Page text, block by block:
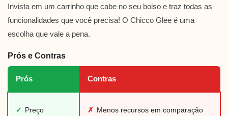
Invista em um carrinho que cabe no seu bolso e traz todas as
funcionalidades que você precisa! O Chicco Glee é uma
escolha que vale a pena.
Prós e Contras
Prós Contras
✓
Preço
✗ Menos recursos em comparação